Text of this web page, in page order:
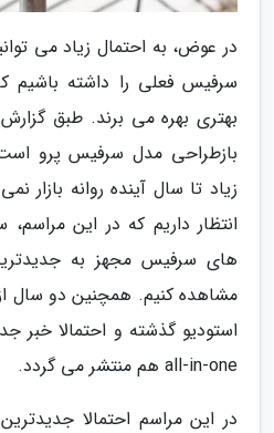
در عوض، به احتمال زیاد می
سرفیس فعلی را داشته باشیم
بهتری بهره می برند. طبق
بازطراحی مدل سرفیس پرو
زیاد تا سال آینده روانه بازار
انتظار داریم که در این
های سرفیس مجهز به
مشاهده کنیم. همچنین دو سال
استودیو گذشته و احتمالا خبر
all-in-one هم منتشر می گردد.
در این مراسم احتمالا